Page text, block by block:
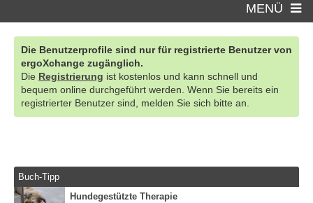
MENÜ
Die Benutzerprofile sind nur für registrierte Benutzer von
ergoXchange zugänglich.
Die Registrierung ist kostenlos und kann schnell und
bequem online durchgeführt werden. Wenn Sie bereits ein
registrierter Benutzer sind, melden Sie sich bitte an.
Buch-Tipp
Hundegestützte Therapie